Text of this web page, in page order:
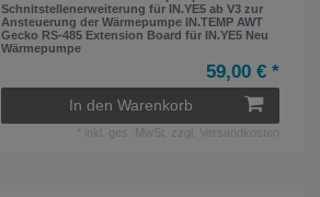
Schnitstellenerweiterung für IN.YE5 ab V3 zur
Ansteuerung der Wärmepumpe IN.TEMP AWT
Gecko RS-485 Extension Board für IN.YE5 Neu
Wärmepumpe
59,00 € *
In den Warenkorb
inkl. ges. MwSt. zzgl. Versandkosten